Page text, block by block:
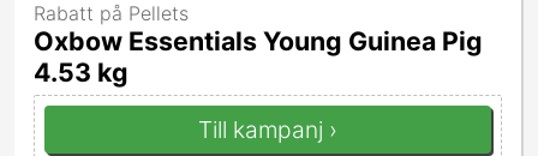
Rabatt på Pellets
Oxbow Essentials Young Guinea Pig
4.53 kg
Till kampanj ›